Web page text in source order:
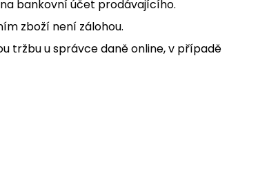
bankovní účet prodávajícího.
zboží není zálohou.
tržbu u správce daně online, v případě